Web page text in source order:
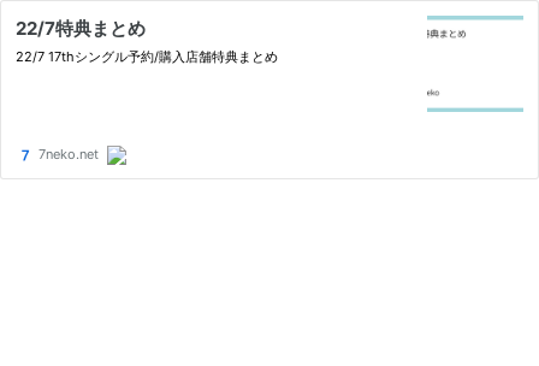
22/7特典まとめ
22/7 17thシングル予約/購入店舗特典まとめ
7neko.net